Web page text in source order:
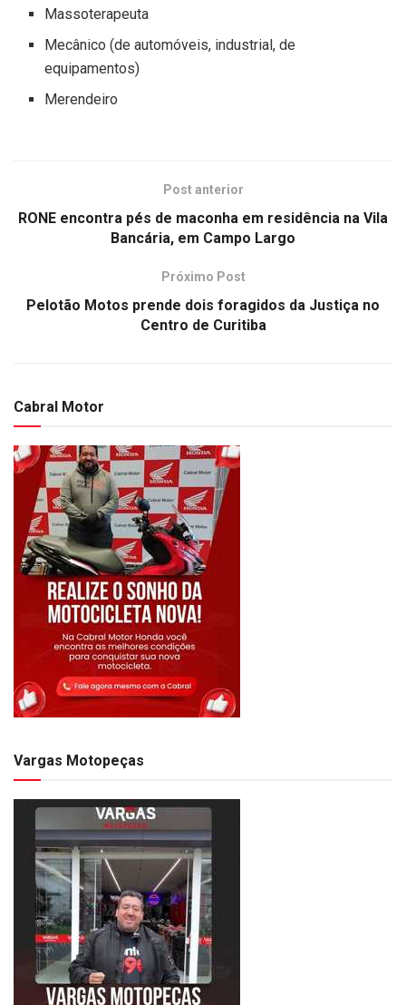
Massoterapeuta
Mecânico (de automóveis, industrial, de
equipamentos)
Merendeiro
Post anterior
RONE encontra pés de maconha em residência na Vila
Bancária, em Campo Largo
Próximo Post
Pelotão Motos prende dois foragidos da Justiça no
Centro de Curitiba
Cabral Motor
Vargas Motopeças